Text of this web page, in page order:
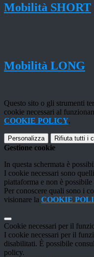
Mobilità SHORT
Mobilità LONG
Questo sito o gli strumenti
cookie necessari al
COOKIE POLICY.
Personalizza Rifiuta tutti i
Gestione cookie
In questa schermata è
I cookie necessari sono
piattaforma e non è
Per conoscere quali sono i
visionare la COOKIE
Cookie necessari per il
I cookie necessari per il
disabilitati. È possibile
policy.